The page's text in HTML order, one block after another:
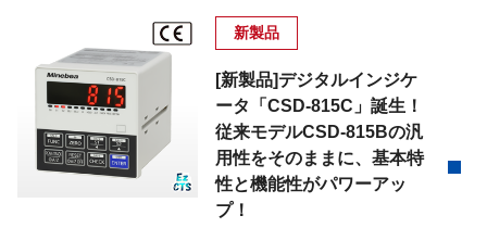
新製品
[新製品]デジタルインジケ
ータ「CSD-815C」誕生！
従来モデルCSD-815Bの汎
用性をそのままに、基本特
性と機能性がパワーアッ
プ！